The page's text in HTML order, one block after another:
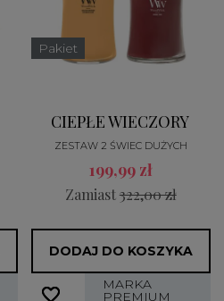
Pakiet
CIEPŁE WIECZORY
ZESTAW 2 ŚWIEC DUŻYCH
199,99 zł
Zamiast322,00 zł
DODAJ DO KOSZYKA
MARKA
PREMIUM
favorite_border
favorite_border